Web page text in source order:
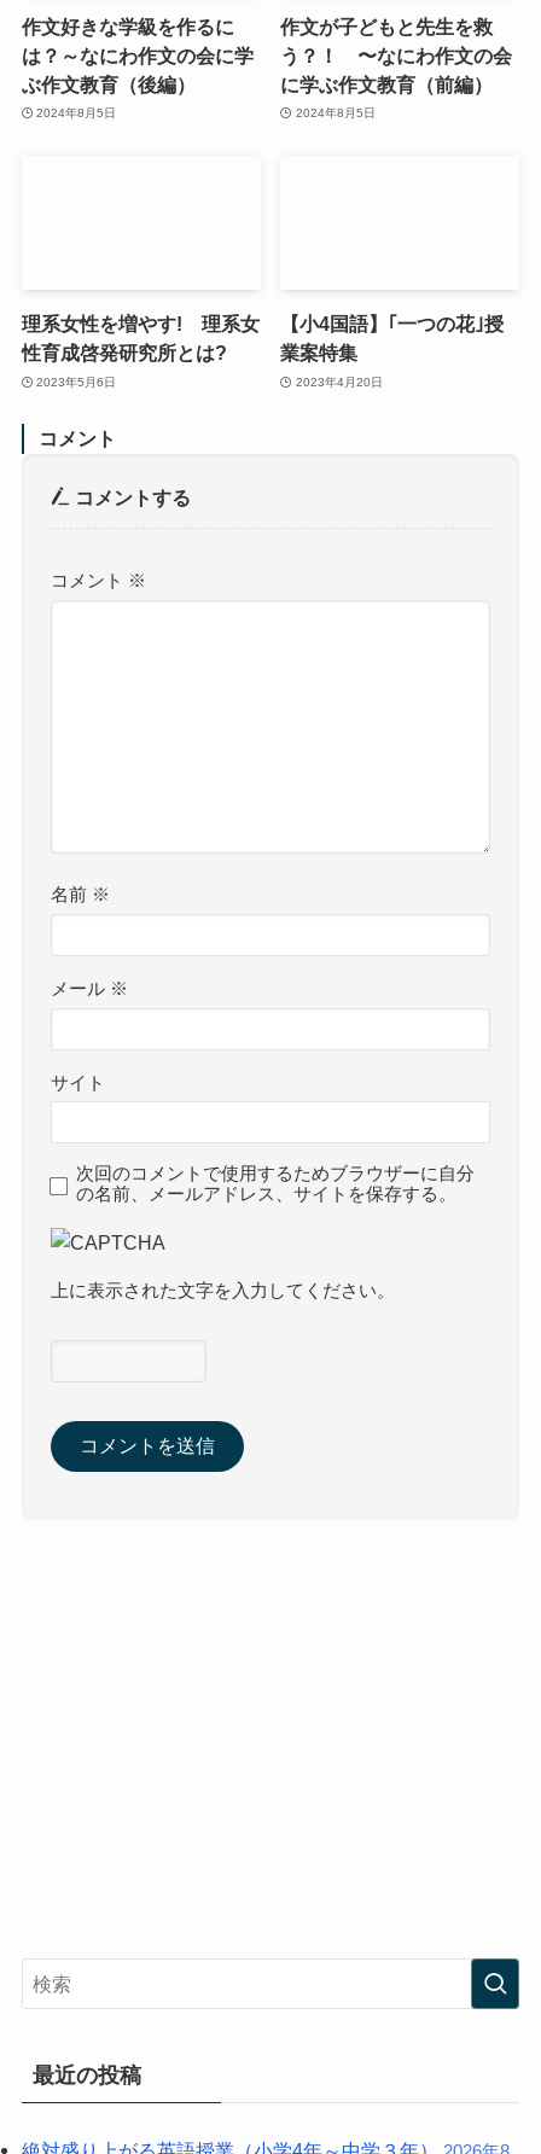
作文好きな学級を作るに
は？～なにわ作文の会に学
ぶ作文教育（後編）
2024年8月5日
作文が子どもと先生を救
う？！ 〜なにわ作文の会
に学ぶ作文教育（前編）
2024年8月5日
理系女性を増やす! 理系女
性育成啓発研究所とは?
2023年5月6日
【小4国語】｢一つの花｣授
業案特集
2023年4月20日
コメント
コメントする
コメント ※
名前 ※
メール ※
サイト
次回のコメントで使用するためブラウザーに自分
の名前、メールアドレス、サイトを保存する。
上に表示された文字を入力してください。
最近の投稿